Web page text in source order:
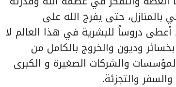
بالمنازل، حتى يفرج الله على
دروساً للبشرية في هذا العالم لا
وديون والخروج بالكامل من
والشركات الصغيرة و الكبرى
والتجزئة.